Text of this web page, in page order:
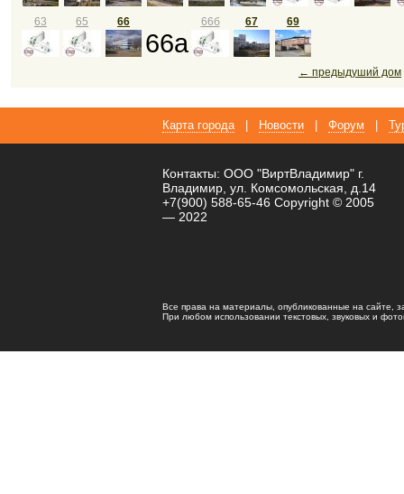
63 65 66
66а
66б 67 69
← предыдуший дом
Карта города Новости Форум
Контакты: ООО "ВиртВладимир" г.
Владимир, ул. Комсомольская, д.14
+7(900) 588-65-46 Copyright © 2005
— 2022
Все права на материалы, опубликованные на сайте,
При любом использовании текстовых, звуковых и